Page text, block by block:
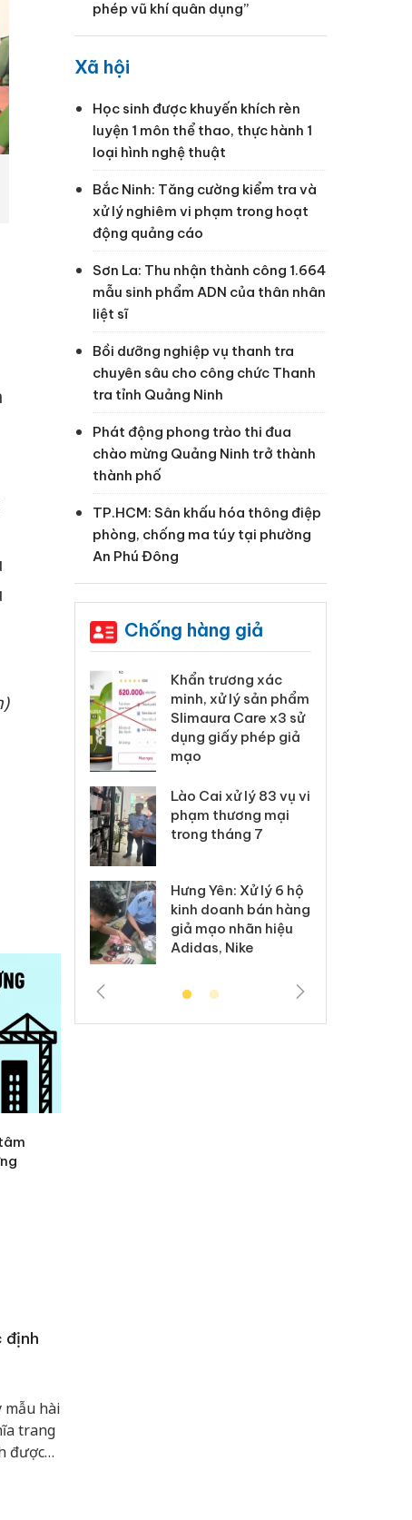
định
mẫu hài
trang
được
phép vũ khí quân dụng”
Xã hội
Học sinh được khuyến khích rèn
luyện 1 môn thể thao, thực hành 1
loại hình nghệ thuật
Bắc Ninh: Tăng cường kiểm tra và
xử lý nghiêm vi phạm trong hoạt
động quảng cáo
Sơn La: Thu nhận thành công 1.664
mẫu sinh phẩm ADN của thân nhân
liệt sĩ
Bồi dưỡng nghiệp vụ thanh tra
chuyên sâu cho công chức Thanh
tra tỉnh Quảng Ninh
Phát động phong trào thi đua
chào mừng Quảng Ninh trở thành
thành phố
TP.HCM: Sân khấu hóa thông điệp
phòng, chống ma túy tại phường
An Phú Đông
Chống hàng giả
hàng ngàn
nhập lậu,
giả
Khẩn trương xác
minh, xử lý sản phẩm
Slimaura Care x3 sử
dụng giấy phép giả
mạo
Lào Cai xử lý 83 vụ vi
phạm thương mại
trong tháng 7
Hưng Yên: Xử lý 6 hộ
kinh doanh bán hàng
giả mạo nhãn hiệu
Adidas, Nike